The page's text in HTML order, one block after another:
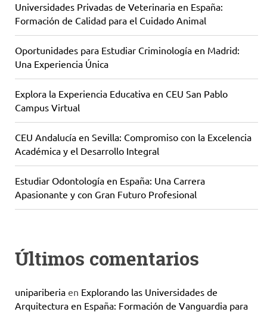
Universidades Privadas de Veterinaria en España:
Formación de Calidad para el Cuidado Animal
Oportunidades para Estudiar Criminología en Madrid:
Una Experiencia Única
Explora la Experiencia Educativa en CEU San Pablo
Campus Virtual
CEU Andalucía en Sevilla: Compromiso con la Excelencia
Académica y el Desarrollo Integral
Estudiar Odontología en España: Una Carrera
Apasionante y con Gran Futuro Profesional
Últimos comentarios
unipariberia en Explorando las Universidades de
Arquitectura en España: Formación de Vanguardia para